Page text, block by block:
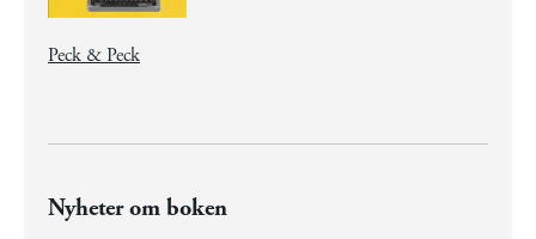
Peck & Peck
Nyheter om boken